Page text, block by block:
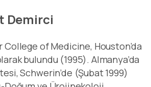
Demirci
College of Medicine, Houston’da
bulundu (1995). Almanya’da
Schwerin’de (Şubat 1999)